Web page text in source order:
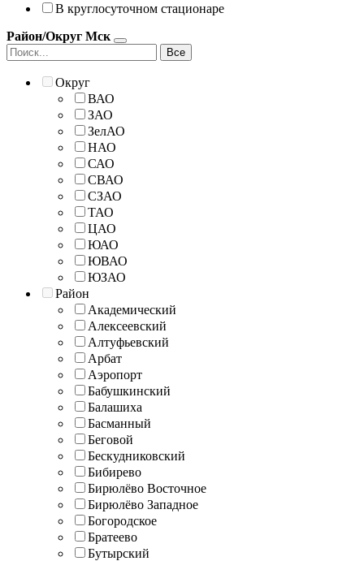
В круглосуточном стационаре
Район/Округ Мск
Все
Округ
ВАО
ЗАО
ЗелАО
НАО
САО
СВАО
СЗАО
ТАО
ЦАО
ЮАО
ЮВАО
ЮЗАО
Район
Академический
Алексеевский
Алтуфьевский
Арбат
Аэропорт
Бабушкинский
Балашиха
Басманный
Беговой
Бескудниковский
Бибирево
Бирюлёво Восточное
Бирюлёво Западное
Богородское
Братеево
Бутырский